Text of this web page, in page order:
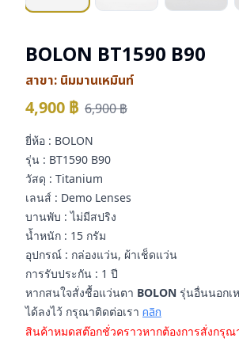
BOLON BT1590 B90
สาขา: นิมมานเหมินท์
4,900 ฿ 6,900฿
ยี่ห้อ : BOLON
รุ่น : BT1590 B90
วัสดุ : Titanium
เลนส์ : Demo Lenses
บานพับ : ไม่มีสปริง
น้ำหนัก : 15 กรัม
อุปกรณ์ : กล่องแว่น, ผ้าเช็ดแว่น
การรับประกัน : 1 ปี
หากสนใจสั่งชื้อแว่นตา BOLON รุ่นอื่นนอกเ
ได้ลงไว้ กรุณาติดต่อเรา คลิก
สินค้าหมดสต๊อกชั่วคราวหากต้องการสั่งกรุณ